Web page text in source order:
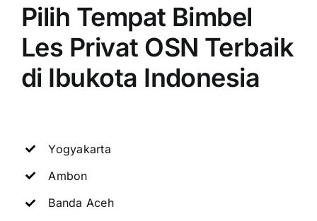
Pilih Tempat Bimbel
Les Privat OSN Terbaik
di Ibukota Indonesia
Yogyakarta
Ambon
Banda Aceh